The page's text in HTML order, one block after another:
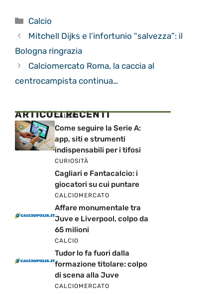
Categorie
Calcio
Mitchell Dijks e l’infortunio “salvezza”: il
Bologna ringrazia
Calciomercato Roma, la caccia al
centrocampista continua…
ARTICOLI RECENTI
CALCIO
Come seguire la Serie A:
app, siti e strumenti
indispensabili per i tifosi
CURIOSITÀ
Cagliari e Fantacalcio: i
giocatori su cui puntare
CALCIOMERCATO
Affare monumentale tra
Juve e Liverpool, colpo da
65 milioni
CALCIO
Tudor lo fa fuori dalla
formazione titolare: colpo
di scena alla Juve
CALCIOMERCATO